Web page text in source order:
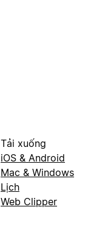
Tải xuống
iOS & Android
Mac & Windows
Lịch
Web Clipper